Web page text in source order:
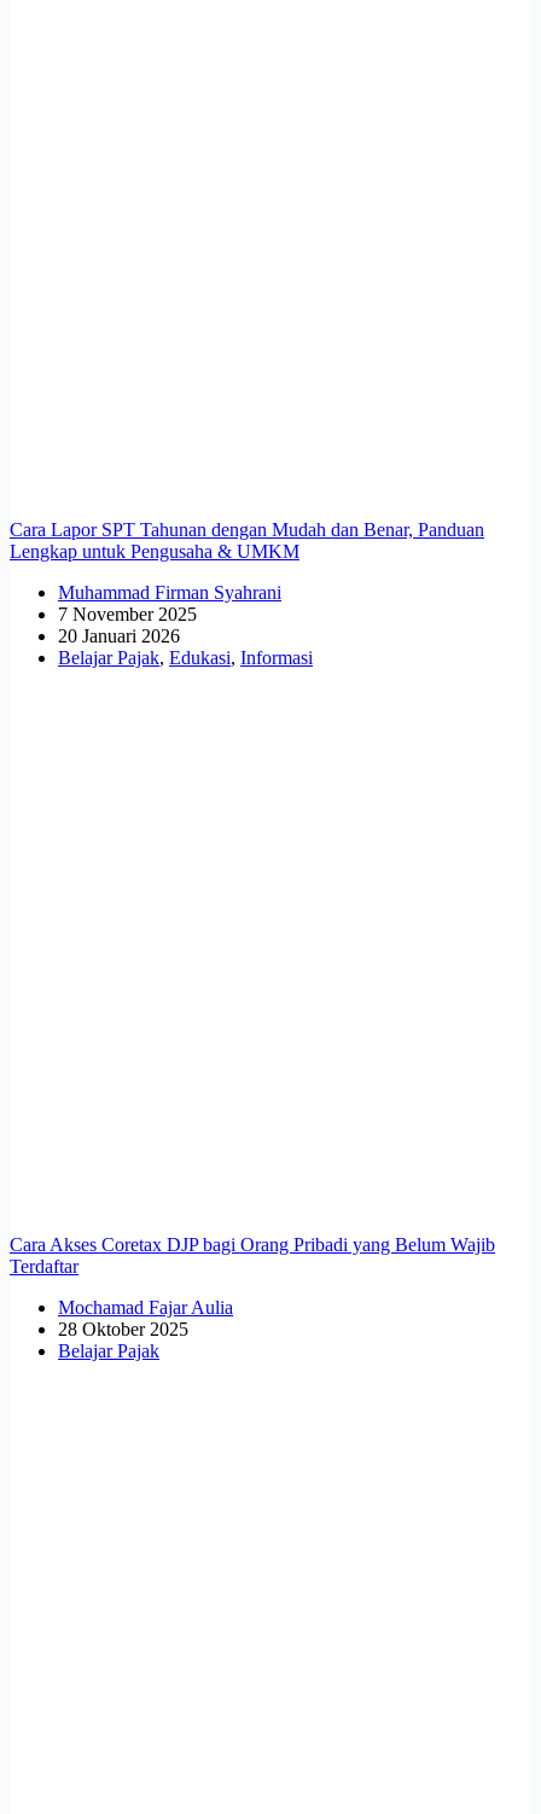
Cara Lapor SPT Tahunan dengan Mudah dan Benar, Panduan
Lengkap untuk Pengusaha & UMKM
Muhammad Firman Syahrani
7 November 2025
20 Januari 2026
Belajar Pajak, Edukasi, Informasi
Cara Akses Coretax DJP bagi Orang Pribadi yang Belum Wajib
Terdaftar
Mochamad Fajar Aulia
28 Oktober 2025
Belajar Pajak